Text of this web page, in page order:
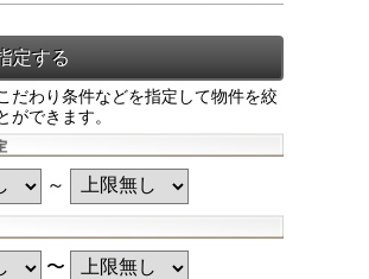
だわり条件などを指定して物件を絞
ができます。
～
〜